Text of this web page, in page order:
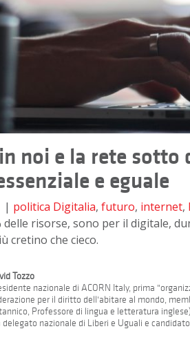
noi e la rete sotto
e eguale
| politica Digitalia, futuro, internet,
delle risorse, sono per il digitale,
cretino che cieco.
Tozzo
nazionale di ACORN Italy, prima
per il diritto dell'abitare al mondo,
Professore di lingua e letteratura
delegato nazionale di Liberi e Uguali e